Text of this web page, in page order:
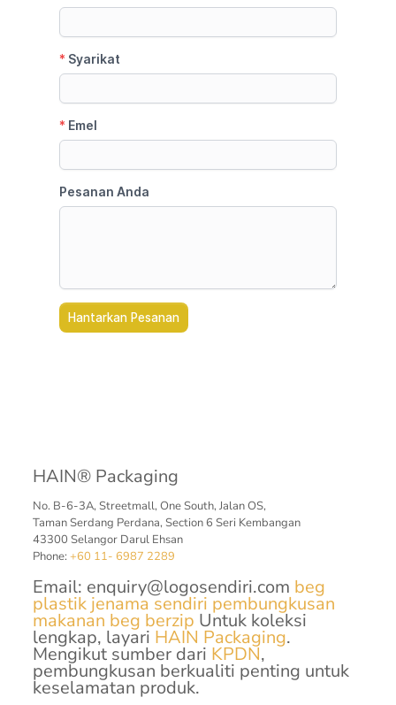
HAIN® Packaging
No. B-6-3A, Streetmall, One South, Jalan OS,
Taman Serdang Perdana, Section 6 Seri Kembangan
43300 Selangor Darul Ehsan
Phone: +60 11- 6987 2289
Email: enquiry@logosendiri.com beg
plastik jenama sendiri pembungkusan
makanan beg berzip Untuk koleksi
lengkap, layari HAIN Packaging.
Mengikut sumber dari KPDN,
pembungkusan berkualiti penting untuk
keselamatan produk.